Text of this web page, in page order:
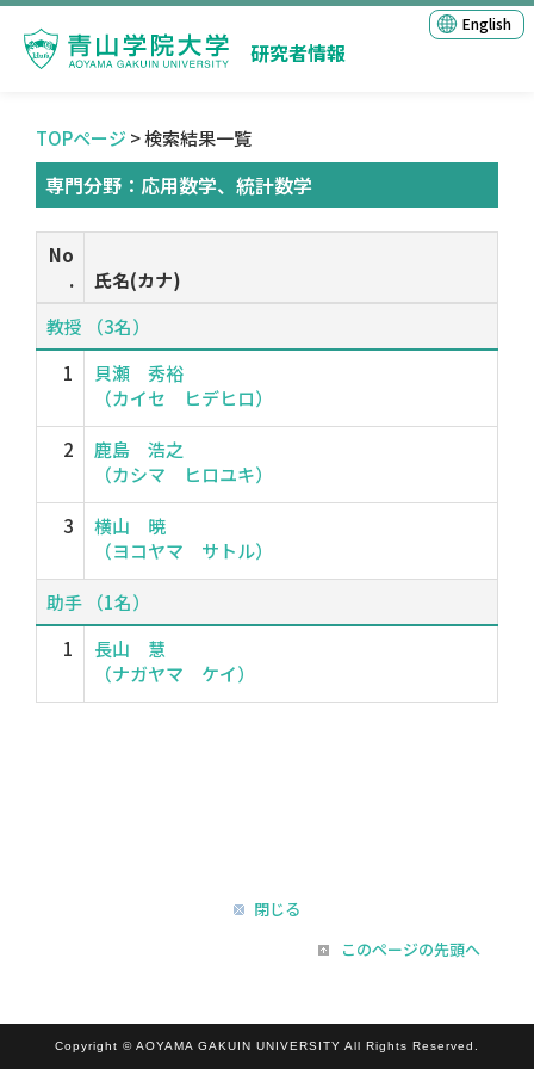
研究者情報
English
TOPページ > 検索結果一覧
専門分野：応用数学、統計数学
No
.
氏名(カナ)
教授 （3名）
1
貝瀬 秀裕
（カイセ ヒデヒロ）
2
鹿島 浩之
（カシマ ヒロユキ）
3
横山 暁
（ヨコヤマ サトル）
助手 （1名）
1
長山 慧
（ナガヤマ ケイ）
閉じる
このページの先頭へ
Copyright © AOYAMA GAKUIN UNIVERSITY All Rights Reserved.